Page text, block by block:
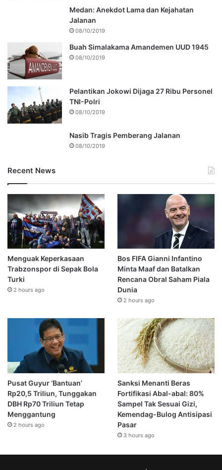
Medan: Anekdot Lama dan Kejahatan
Jalanan
08/10/2019
Buah Simalakama Amandemen UUD 1945
08/10/2019
Pelantikan Jokowi Dijaga 27 Ribu Personel
TNI-Polri
08/10/2019
Nasib Tragis Pemberang Jalanan
08/10/2019
Recent News
Menguak Keperkasaan
Trabzonspor di Sepak Bola
Turki
2 hours ago
Bos FIFA Gianni Infantino
Minta Maaf dan Batalkan
Rencana Obral Saham Piala
Dunia
2 hours ago
Pusat Guyur ‘Bantuan’
Rp20,5 Triliun, Tunggakan
DBH Rp70 Triliun Tetap
Menggantung
2 hours ago
Sanksi Menanti Beras
Fortifikasi Abal-abal: 80%
Sampel Tak Sesuai Gizi,
Kemendag-Bulog Antisipasi
Pasar
3 hours ago